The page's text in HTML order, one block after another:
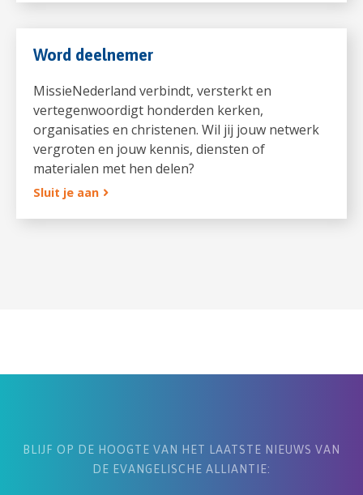
Word deelnemer
MissieNederland verbindt, versterkt en
vertegenwoordigt honderden kerken,
organisaties en christenen. Wil jij jouw netwerk
vergroten en jouw kennis, diensten of
materialen met hen delen?
Sluit je aan
BLIJF OP DE HOOGTE VAN HET LAATSTE NIEUWS VAN
DE EVANGELISCHE ALLIANTIE: